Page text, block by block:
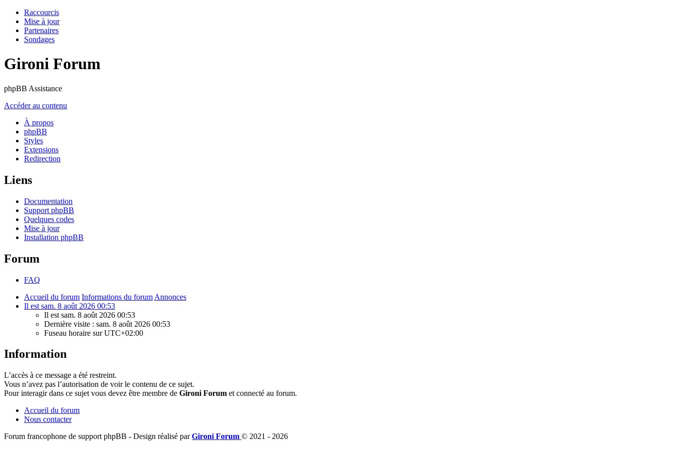
Raccourcis
Mise à jour
Partenaires
Sondages
Gironi Forum
phpBB Assistance
Accéder au contenu
À propos
phpBB
Styles
Extensions
Redirection
Liens
Documentation
Support phpBB
Quelques codes
Mise à jour
Installation phpBB
Forum
FAQ
Accueil du forum Informations du forum Annonces
Il est sam. 8 août 2026 00:53
Il est sam. 8 août 2026 00:53
Dernière visite : sam. 8 août 2026 00:53
Fuseau horaire surUTC+02:00
Information
L’accès à ce message a été restreint.
Vous n’avez pas l’autorisation de voir le contenu de ce sujet.
Pour interagir dans ce sujet vous devez être membre de Gironi Forum et connecté au forum.
Accueil du forum
Nous contacter
Forum francophone de support phpBB - Design réalisé parGironi Forum © 2021 - 2026